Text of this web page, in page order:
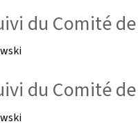
du Comité
du Comité